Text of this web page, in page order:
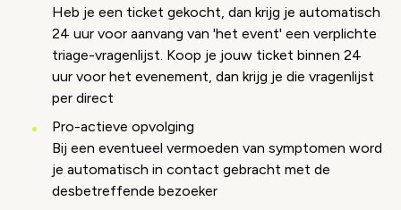
Heb je een ticket gekocht, dan krijg je automatisch
24 uur voor aanvang van 'het event' een verplichte
triage-vragenlijst. Koop je jouw ticket binnen 24
uur voor het evenement, dan krijg je die vragenlijst
per direct
Pro-actieve opvolging
Bij een eventueel vermoeden van symptomen word
je automatisch in contact gebracht met de
desbetreffende bezoeker